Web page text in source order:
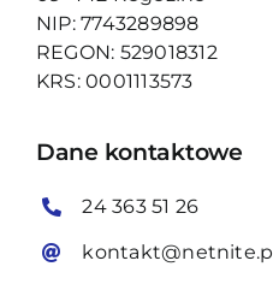
NIP: 7743289898
REGON: 529018312
KRS: 0001113573
Dane kontaktowe
24 363 51 26
kontakt@netnite.pl